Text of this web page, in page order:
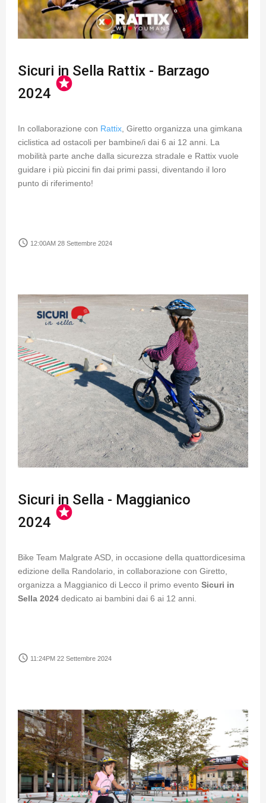
Sicuri in Sella Rattix - Barzago
2024
stars
In collaborazione con Rattix , Giretto organizza una gimkana
ciclistica ad ostacoli per bambine/i dai 6 ai 12 anni. La
mobilità parte anche dalla sicurezza stradale e Rattix vuole
guidare i più piccini fin dai primi passi, diventando il loro
punto di riferimento!
access_time 12:00AM 28 Settembre 2024
Sicuri in Sella - Maggianico
2024
stars
Bike Team Malgrate ASD, in occasione della quattordicesima
edizione della Randolario, in collaborazione con Giretto,
organizza a Maggianico di Lecco il primo evento Sicuri in
Sella 2024 dedicato ai bambini dai 6 ai 12 anni.
access_time 11:24PM 22 Settembre 2024